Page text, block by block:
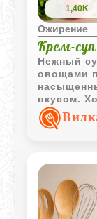
1,40K
Ожирение
Крем-
Нежный
овощами
вкусом.